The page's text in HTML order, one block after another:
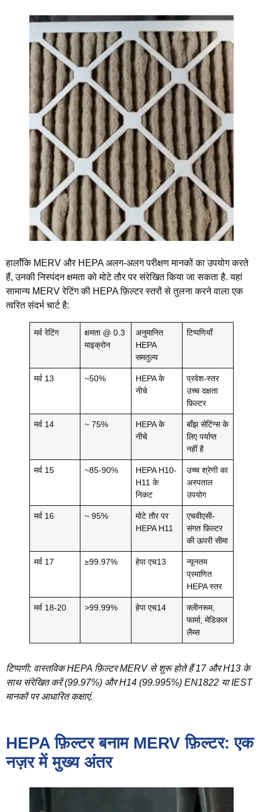
हालाँकि MERV और HEPA अलग-अलग परीक्षण मानकों का उपयोग करते
हैं, उनकी निस्पंदन क्षमता को मोटे तौर पर संरेखित किया जा सकता है. यहां
सामान्य MERV रेटिंग की HEPA फ़िल्टर स्तरों से तुलना करने वाला एक
त्वरित संदर्भ चार्ट है:
मर्व रेटिंग
क्षमता @ 0.3
माइक्रोन
अनुमानित
HEPA
समतुल्य
टिप्पणियाँ
मर्व 13 ~50%
HEPA के
नीचे
प्रवेश-स्तर
उच्च दक्षता
फ़िल्टर
मर्व 14 ~ 75%
HEPA के
नीचे
बाँझ सेटिंग्स के
लिए पर्याप्त
नहीं है
मर्व 15 ~85-90%
HEPA H10-
H11 के
निकट
उच्च श्रेणी का
अस्पताल
उपयोग
मर्व 16 ~ 95%
मोटे तौर पर
HEPA H11
एचवीएसी-
संगत फ़िल्टर
की ऊपरी सीमा
मर्व 17 ≥99.97% हेपा एच13
न्यूनतम
प्रमाणित
HEPA स्तर
मर्व 18-20 >99.99% हेपा एच14
क्लीनरूम,
फार्मा, मेडिकल
लैब्स
टिप्पणी: वास्तविक HEPA फ़िल्टर MERV से शुरू होते हैं 17 और H13 के
साथ संरेखित करें (99.97%) और H14 (99.995%) EN1822 या IEST
मानकों पर आधारित कक्षाएं.
HEPA फ़िल्टर बनाम MERV फ़िल्टर: एक
नज़र में मुख्य अंतर